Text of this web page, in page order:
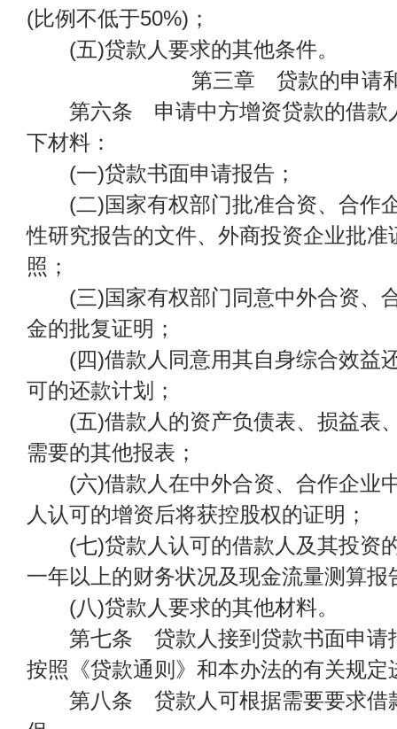
(比例不低于50%)；
(五)贷款人要求的其他条件。
第三章 贷款的申请
第六条 申请中方增资贷款的借款
下材料：
(一)贷款书面申请报告；
(二)国家有权部门批准合资、合作
性研究报告的文件、外商投资企业批
照；
(三)国家有权部门同意中外合资、
金的批复证明；
(四)借款人同意用其自身综合效益
可的还款计划；
(五)借款人的资产负债表、损益表
需要的其他报表；
(六)借款人在中外合资、合作企业
人认可的增资后将获控股权的证明；
(七)贷款人认可的借款人及其投资
一年以上的财务状况及现金流量测算报
(八)贷款人要求的其他材料。
第七条 贷款人接到贷款书面申请
按照《贷款通则》和本办法的有关规定
第八条 贷款人可根据需要要求借